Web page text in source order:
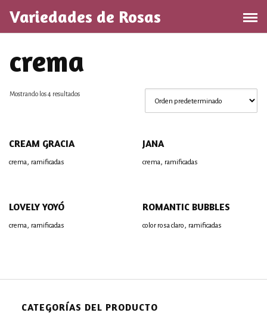
contenido
Variedades de Rosas
crema
Mostrando los 4 resultados
CREAM GRACIA
crema, ramificadas
JANA
crema, ramificadas
LOVELY YOYÓ
crema, ramificadas
ROMANTIC BUBBLES
color rosa claro, ramificadas
CATEGORÍAS DEL PRODUCTO